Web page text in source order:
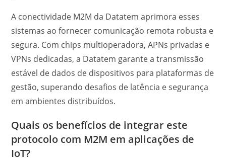
A conectividade M2M da Datatem aprimora esses
sistemas ao fornecer comunicação remota robusta e
segura. Com chips multioperadora, APNs privadas e
VPNs dedicadas, a Datatem garante a transmissão
estável de dados de dispositivos para plataformas de
gestão, superando desafios de latência e segurança
em ambientes distribuídos.
Quais os benefícios de integrar este
protocolo com M2M em aplicações de
IoT?